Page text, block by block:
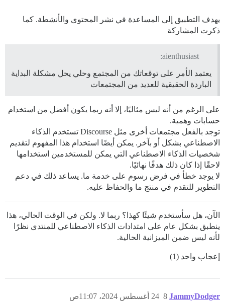
يهدف التطبيق إلى المساعدة في نشر المحتوى والأنشطة. كما
ذكرت المشاركة
aienthusiast:
يعتمد الأمر على توقعاتك من المجتمع وحلي يحل مشكلة البداية
الباردة الحقيقية للعديد من المجتمعات
على الرغم من أنه ليس مثاليًا، إلا أنه ربما يكون أفضل من استخدام
حسابات وهمية.
توجد بالفعل مجتمعات أخرى مثل Discourse تستخدم الذكاء
الاصطناعي بشكل أو بآخر. يمكن أيضًا استخدام هذا المفهوم لتقديم
شخصيات الذكاء الاصطناعي التي يمكن للمستخدمين استخدامها
لاحقًا إذا كان ذلك هدفًا نهائيًا.
لا يوجد خطأ في فرض رسوم على خدمة ما. يساعد ذلك في دعم
التطوير للتقدم في منتج ما والحفاظ عليه.
الآن، هل سأستخدم شيئًا كهذا؟ ربما لا. ولكن في الوقت الحالي، هذا
ينطبق بشكل عام على امتدادات الذكاء الاصطناعي للمنتدى نظرًا
لأنه ليس ضمن الميزانية الحالية.
إعجاب واحد (1)
JammyDodger 24 أغسطس 2024، 11:07ص 8